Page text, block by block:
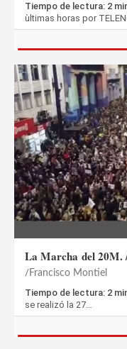
Tiempo de lectura: 2
ùltimas horas por
La Marcha del 20M.
Francisco Montiel
Tiempo de lectura: 2
se realizó la 27…